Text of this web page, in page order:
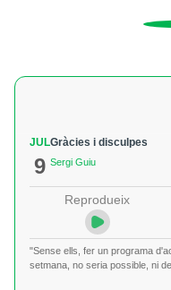
JUL
9
Gràcies i disculpes
Sergi Guiu
Reprodueix
"Sense ells, fer un programa
setmana, no seria possible, ni